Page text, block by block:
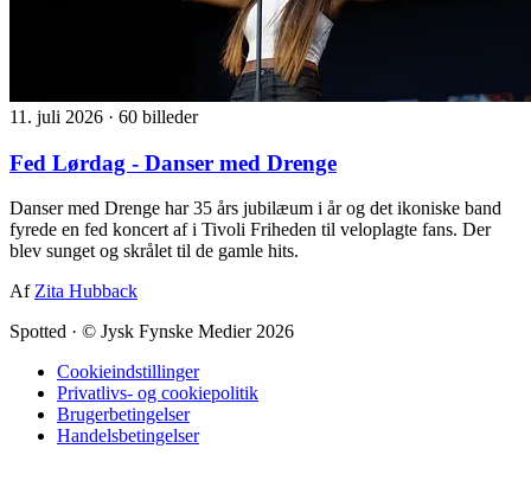
11. juli 2026 · 60 billeder
Fed Lørdag - Danser med Drenge
Danser med Drenge har 35 års jubilæum i år og det ikoniske band
fyrede en fed koncert af i Tivoli Friheden til veloplagte fans. Der
blev sunget og skrålet til de gamle hits.
Af Zita Hubback
Spotted · © Jysk Fynske Medier 2026
Cookieindstillinger
Privatlivs- og cookiepolitik
Brugerbetingelser
Handelsbetingelser